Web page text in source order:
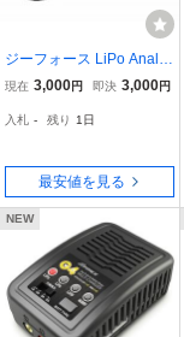
ジーフォース LiPo Analyz
er バランサー機能・電圧
ゆうパケット送料無料
現在 3,000円 即決 3,000円
入札 - 残り 1日
最安値を見る
NEW